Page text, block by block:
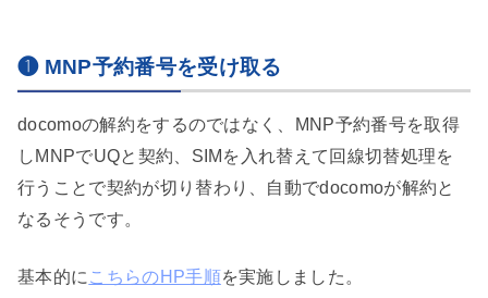
❶ MNP予約番号を受け取る
docomoの解約をするのではなく、MNP予約番号を取得
しMNPでUQと契約、SIMを入れ替えて回線切替処理を
行うことで契約が切り替わり、自動でdocomoが解約と
なるそうです。
基本的にこちらのHP手順を実施しました。